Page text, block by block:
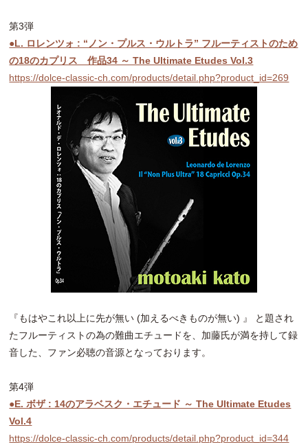
第3弾
●L. ロレンツォ : “ノン・プルス・ウルトラ” フルーティストのため
の18のカプリス 作品34 ～ The Ultimate Etudes Vol.3
https://dolce-classic-ch.com/products/detail.php?product_id=269
『もはやこれ以上に先が無い (加えるべきものが無い) 』 と題され
たフルーティストの為の難曲エチュードを、加藤氏が満を持して録
音した、ファン必聴の音源となっております。
第4弾
●E. ボザ : 14のアラベスク・エチュード ～ The Ultimate Etudes
Vol.4
https://dolce-classic-ch.com/products/detail.php?product_id=344